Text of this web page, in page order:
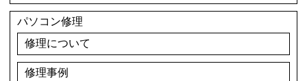
パソコン修理
修理について
修理事例